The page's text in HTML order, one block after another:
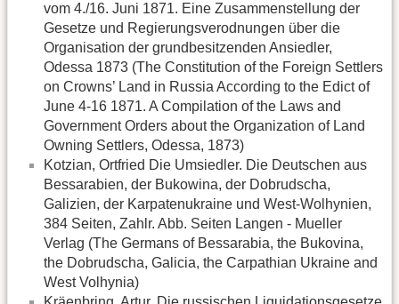
vom 4./16. Juni 1871. Eine Zusammenstellung der
Gesetze und Regierungsverodnungen über die
Organisation der grundbesitzenden Ansiedler,
Odessa 1873 (The Constitution of the Foreign Settlers
on Crowns’ Land in Russia According to the Edict of
June 4-16 1871. A Compilation of the Laws and
Government Orders about the Organization of Land
Owning Settlers, Odessa, 1873)
Kotzian, Ortfried Die Umsiedler. Die Deutschen aus
Bessarabien, der Bukowina, der Dobrudscha,
Galizien, der Karpatenukraine und West-Wolhynien,
384 Seiten, Zahlr. Abb. Seiten Langen - Mueller
Verlag (The Germans of Bessarabia, the Bukovina,
the Dobrudscha, Galicia, the Carpathian Ukraine and
West Volhynia)